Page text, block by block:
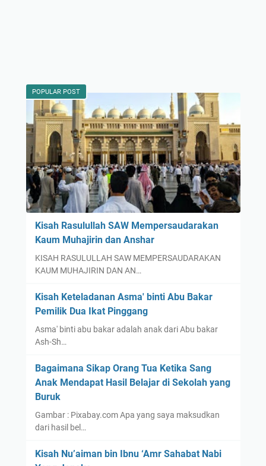
POPULAR POST
Kisah Rasulullah SAW Mempersaudarakan
Kaum Muhajirin dan Anshar
KISAH RASULULLAH SAW MEMPERSAUDARAKAN
KAUM MUHAJIRIN DAN AN…
Kisah Keteladanan Asma' binti Abu Bakar
Pemilik Dua Ikat Pinggang
Asma' binti abu bakar adalah anak dari Abu bakar
Ash-Sh…
Bagaimana Sikap Orang Tua Ketika Sang
Anak Mendapat Hasil Belajar di Sekolah yang
Buruk
Gambar : Pixabay.com Apa yang saya maksudkan
dari hasil bel…
Kisah Nu’aiman bin Ibnu ‘Amr Sahabat Nabi